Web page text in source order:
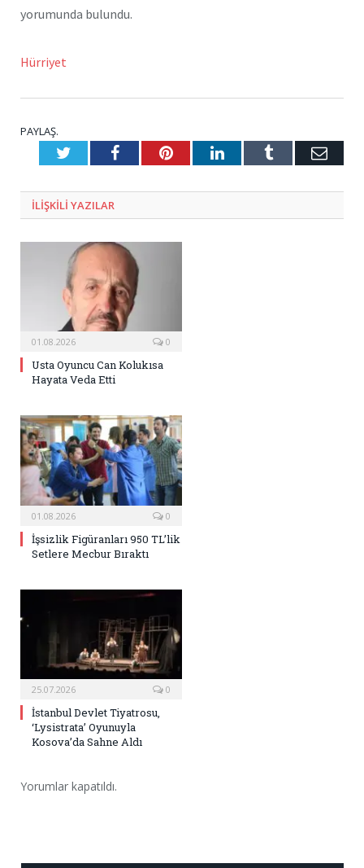
yorumunda bulundu.
Hürriyet
PAYLAŞ.
TwitterFacebookPinterestLinkedInTumblr E-
ILIŞKILI YAZILAR
01.08.2026 0
Usta Oyuncu Can Kolukısa
Hayata Veda Etti
01.08.2026 0
İşsizlik Figüranları 950 TL’lik
Setlere Mecbur Bıraktı
25.07.2026 0
İstanbul Devlet Tiyatrosu,
‘Lysistrata’ Oyunuyla
Kosova’da Sahne Aldı
Yorumlar kapatıldı.